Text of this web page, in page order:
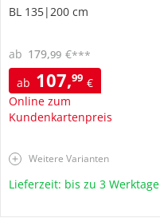
BL 135|200 cm
ab 107,99 €
Online zum
Kundenkartenpreis
ab 179,99 €***
Weitere Varianten
Lieferzeit: bis zu 3 Werktage